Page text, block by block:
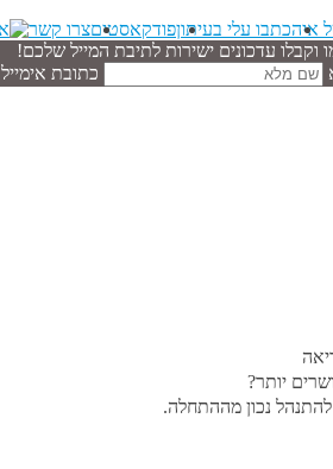
איהכתבו עלי בעיתוןפודקאסטיםצרו קשר
וקבלו עדכונים ישירות לתיבת המייל שלכם!
כתובת אימייל
יותר?
נכון מההתחלה.